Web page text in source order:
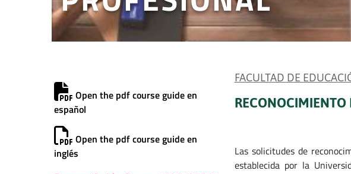
Open the pdf course guide en
español
Open the pdf course guide en
inglés
FACULTAD DE
RECONOCIMIENTO
Las solicitudes de
establecida por la